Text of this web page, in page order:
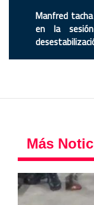
Manfred
en la
Más